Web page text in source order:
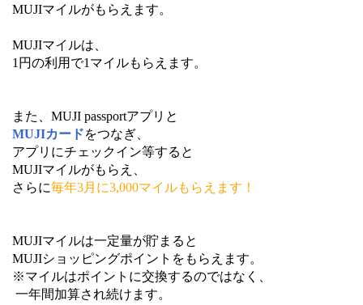
MUJIマイルがもらえます。
MUJIマイルは、
1円の利用で1マイルもらえます。
また、MUJI passportアプリと
MUJIカードをつなぎ、
アプリにチェックイン等すると
MUJIマイルがもらえ、
さらに毎年3月に3,000マイルもらえます！
MUJIマイルは一定量が貯まると
MUJIショッピングポイントをもらえます。
※マイルはポイントに交換するのではなく、
一年間加算され続けます。